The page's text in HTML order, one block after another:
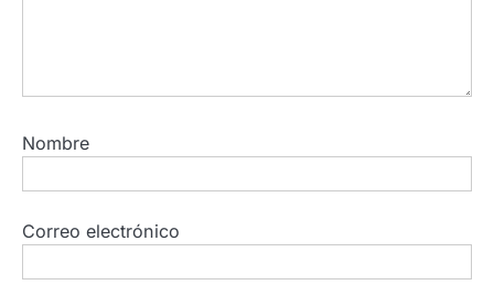
Nombre
Correo electrónico